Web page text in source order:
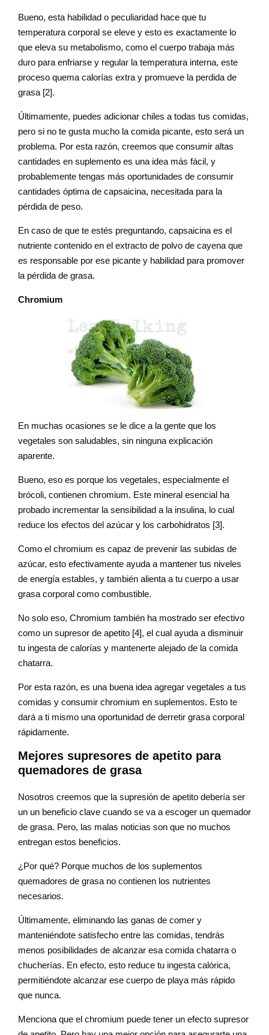
Bueno, esta habilidad o peculiaridad hace que tu
temperatura corporal se eleve y esto es exactamente lo
que eleva su metabolismo, como el cuerpo trabaja más
duro para enfriarse y regular la temperatura interna, este
proceso quema calorías extra y promueve la perdida de
grasa [2].
Últimamente, puedes adicionar chiles a todas tus comidas,
pero si no te gusta mucho la comida picante, esto será un
problema. Por esta razón, creemos que consumir altas
cantidades en suplemento es una idea más fácil, y
probablemente tengas más oportunidades de consumir
cantidades óptima de capsaicina, necesitada para la
pérdida de peso.
En caso de que te estés preguntando, capsaicina es el
nutriente contenido en el extracto de polvo de cayena que
es responsable por ese picante y habilidad para promover
la pérdida de grasa.
Chromium
En muchas ocasiones se le dice a la gente que los
vegetales son saludables, sin ninguna explicación
aparente.
Bueno, eso es porque los vegetales, especialmente el
brócoli, contienen chromium. Este mineral esencial ha
probado incrementar la sensibilidad a la insulina, lo cual
reduce los efectos del azúcar y los carbohidratos [3].
Como el chromium es capaz de prevenir las subidas de
azúcar, esto efectivamente ayuda a mantener tus niveles
de energía estables, y también alienta a tu cuerpo a usar
grasa corporal como combustible.
No solo eso, Chromium también ha mostrado ser efectivo
como un supresor de apetito [4], el cual ayuda a disminuir
tu ingesta de calorías y mantenerte alejado de la comida
chatarra.
Por esta razón, es una buena idea agregar vegetales a tus
comidas y consumir chromium en suplementos. Esto te
dará a ti mismo una oportunidad de derretir grasa corporal
rápidamente.
Mejores supresores de apetito para
quemadores de grasa
Nosotros creemos que la supresión de apetito debería ser
un un beneficio clave cuando se va a escoger un quemador
de grasa. Pero, las malas noticias son que no muchos
entregan estos beneficios.
¿Por qué? Porque muchos de los suplementos
quemadores de grasa no contienen los nutrientes
necesarios.
Últimamente, eliminando las ganas de comer y
manteniéndote satisfecho entre las comidas, tendrás
menos posibilidades de alcanzar esa comida chatarra o
chucherías. En efecto, esto reduce tu ingesta calórica,
permitiéndote alcanzar ese cuerpo de playa más rápido
que nunca.
Menciona que el chromium puede tener un efecto supresor